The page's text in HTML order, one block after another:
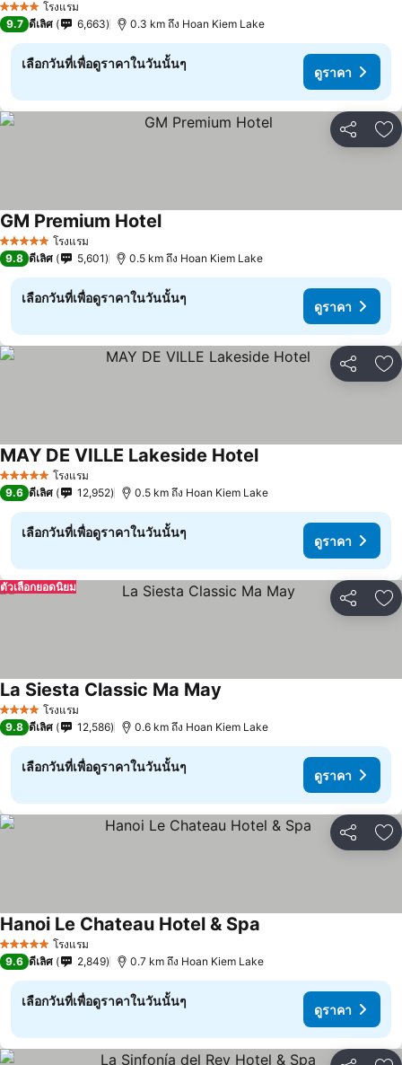
4 ดาว
โรงแรม
9.7 ดีเลิศ 6,663 0.3 km ถึง Hoan Kiem Lake
เลือกวันที่เพื่อดูราคาในวันนั้นๆ
ดูราคา
แชร์ เ
5 ดาว โรงแรม
GM Premium Hotel
9.8 ดีเลิศ 5,601 0.5 km ถึง Hoan Kiem Lake
เลือกวันที่เพื่อดูราคาในวันนั้นๆ
ดูราคา
แชร์ เ
5 ดาว โรงแรม
MAY DE VILLE Lakeside Hotel
9.6 ดีเลิศ 12,952 0.5 km ถึง Hoan Kiem Lake
เลือกวันที่เพื่อดูราคาในวันนั้นๆ
ดูราคา
แชร์ เ
ตัวเลือกยอดนิยม
4 ดาว โรงแรม
La Siesta Classic Ma May
9.8 ดีเลิศ 12,586 0.6 km ถึง Hoan Kiem Lake
เลือกวันที่เพื่อดูราคาในวันนั้นๆ
ดูราคา
แชร์ เ
5 ดาว โรงแรม
Hanoi Le Chateau Hotel & Spa
9.6 ดีเลิศ 2,849 0.7 km ถึง Hoan Kiem Lake
เลือกวันที่เพื่อดูราคาในวันนั้นๆ
ดูราคา